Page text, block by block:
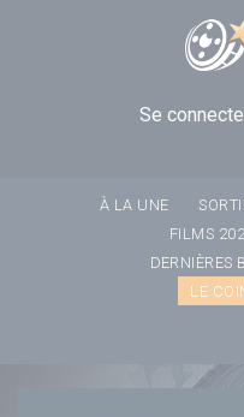
Se
À LA UNE
FILMS
DERNIÈRES
LE
Panneau de gestion des